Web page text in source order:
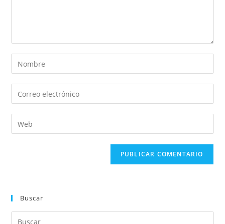
Buscar